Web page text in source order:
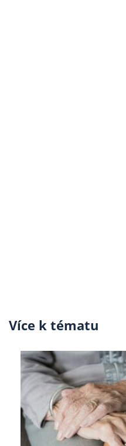
Více k tématu